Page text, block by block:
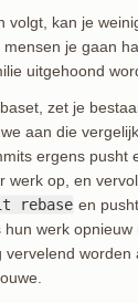
volgt, kan je
mensen je gaan
uitgehoond
zet je
aan die
ergens pusht
werk op, en
rebase en
hun werk
vervelend